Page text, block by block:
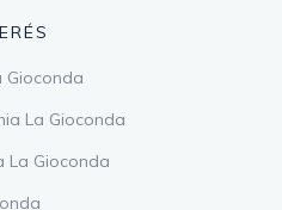
Gioconda
La Gioconda
La Gioconda